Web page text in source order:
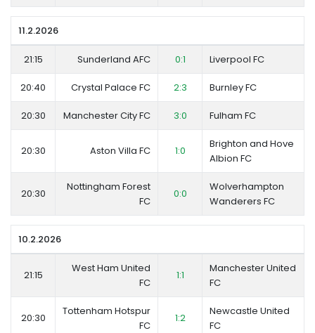
11.2.2026
21:15 Sunderland AFC 0:1 Liverpool FC
20:40 Crystal Palace FC 2:3 Burnley FC
20:30 Manchester City FC 3:0 Fulham FC
20:30 Aston Villa FC 1:0
Brighton and Hove
Albion FC
20:30
Nottingham Forest
FC
0:0
Wolverhampton
Wanderers FC
10.2.2026
21:15
West Ham United
FC
1:1
Manchester United
FC
20:30
Tottenham Hotspur
FC
1:2
Newcastle United
FC